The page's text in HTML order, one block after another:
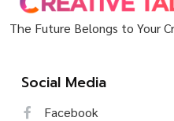
The Future Belongs to Your
Social Media
Facebook